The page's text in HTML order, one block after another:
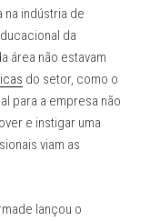
na indústria de
da
área não estavam
do setor, como o
para a empresa não
e instigar uma
viam as
lançou o